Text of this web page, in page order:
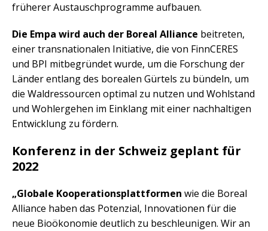
früherer Austauschprogramme aufbauen.
Die Empa wird auch der Boreal Alliance beitreten,
einer transnationalen Initiative, die von FinnCERES
und BPI mitbegründet wurde, um die Forschung der
Länder entlang des borealen Gürtels zu bündeln, um
die Waldressourcen optimal zu nutzen und Wohlstand
und Wohlergehen im Einklang mit einer nachhaltigen
Entwicklung zu fördern.
Konferenz in der Schweiz geplant für
2022
„Globale Kooperationsplattformen wie die Boreal
Alliance haben das Potenzial, Innovationen für die
neue Bioökonomie deutlich zu beschleunigen. Wir an